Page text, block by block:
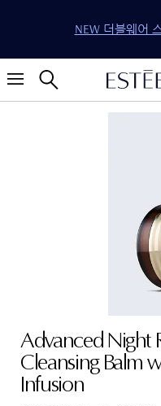
NEW 더블웨어
Advanced Night
Cleansing Balm
Infusion